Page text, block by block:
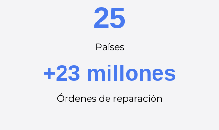
25
Países
+23 millones
Órdenes de reparación